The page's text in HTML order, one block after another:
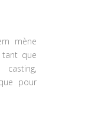
mène
tant que
pour